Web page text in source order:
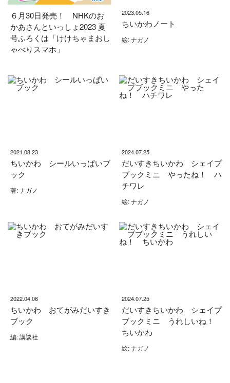
６月30日発売！ NHKのお
かあさんといっしょ2023 夏
号ふろくは「けけちゃまおし
ゃべりスマホ」
2023.05.16
ちいかわノート
絵: ナガノ
2021.08.23
ちいかわ シールいっぱいブ
ック
著: ナガノ
2024.07.25
だいすきちいかわ シェイプ
ブックミニ やったね！ ハ
チワレ
絵: ナガノ
2022.04.06
ちいかわ おてがみだいすき
ブック
編: 講談社
2024.07.25
だいすきちいかわ シェイプ
ブックミニ うれしいね！
ちいかわ
絵: ナガノ